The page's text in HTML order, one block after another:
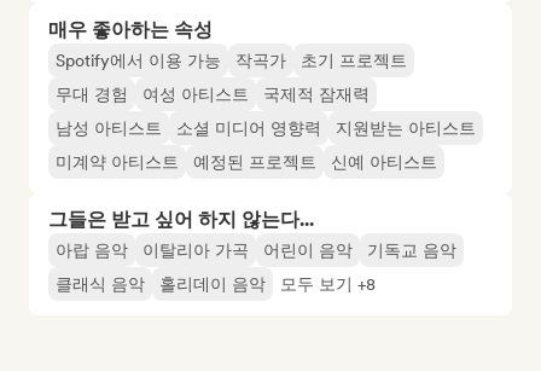
매우 좋아하는 속성
Spotify에서 이용 가능 작곡가
초기 프로젝트
무대 경험
여성 아티스트
국제적 잠재력
남성 아티스트
소셜 미디어 영향력
지원받는 아티스트
미계약 아티스트
예정된 프로젝트 신예 아티스트
그들은 받고 싶어 하지 않는다...
아랍 음악 이탈리아 가곡 어린이 음악
기독교 음악
클래식 음악
홀리데이 음악 모두 보기 +8